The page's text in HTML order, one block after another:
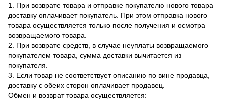
1. При возврате товара и отправке покупателю нового товара
доставку оплачивает покупатель. При этом отправка нового
товара осуществляется только после получения и осмотра
возвращаемого товара.
2. При возврате средств, в случае неуплаты возвращаемого
покупателем товара, сумма доставки вычитается из
покупателя.
3. Если товар не соответствует описанию по вине продавца,
доставку с обеих сторон оплачивает продавец.
Обмен и возврат товара осуществляется: